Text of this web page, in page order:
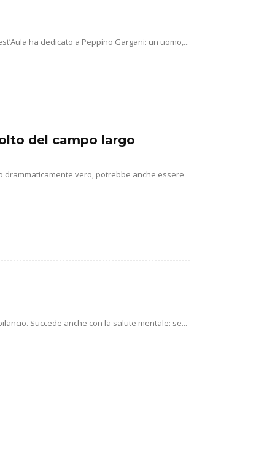
ha dedicato a Peppino Gargani: un uomo,...
del campo largo
vero, potrebbe anche essere
Succede anche con la salute mentale: se...